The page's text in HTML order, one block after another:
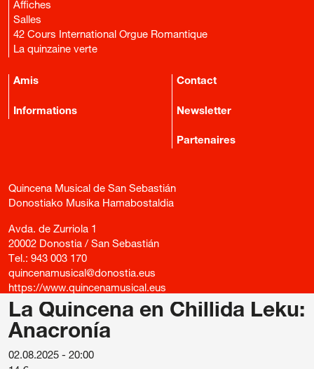
La Quincena en Chillida Leku:
Anacronía
02.08.2025 - 20:00
Affiches
Salles
42 Cours International Orgue Romantique
La quinzaine verte
Amis
Informations
Contact
Newsletter
Partenaires
Quincena Musical de San Sebastián
Donostiako Musika Hamabostaldia
Avda. de Zurriola 1
20002 Donostia / San Sebastián
Tel.: 943 003 170
quincenamusical@donostia.eus
https://www.quincenamusical.eus
© Quincena Musical